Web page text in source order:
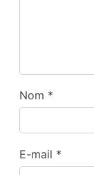
Nom *
E-mail *